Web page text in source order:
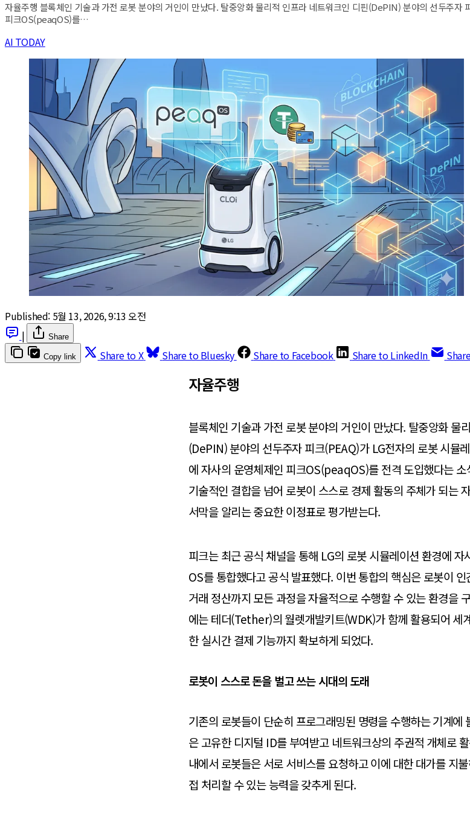
자율주행 블록체인 기술과 가전 로봇 분야의 거인이 만났다. 탈중앙화 물리적 인프라 네트워크인 디핀(DePIN) 분야의 선두주
피크OS(peaqOS)를…
AI TODAY
Published: 5월 13, 2026, 9:13 오전
|
Share
Copy link Share to X Share to Bluesky Share to Facebook Share to LinkedIn
자율주행
블록체인 기술과 가전 로봇 분야의 거인이 만났다. 탈중앙화 물
(DePIN) 분야의 선두주자 피크(PEAQ)가 LG전자의 로봇 시뮬
에 자사의 운영체제인 피크OS(peaqOS)를 전격 도입했다는
기술적인 결합을 넘어 로봇이 스스로 경제 활동의 주체가 되
서막을 알리는 중요한 이정표로 평가받는다.
피크는 최근 공식 채널을 통해 LG의 로봇 시뮬레이션 환경에
OS를 통합했다고 공식 발표했다. 이번 통합의 핵심은 로봇이
거래 정산까지 모든 과정을 자율적으로 수행할 수 있는 환경을
에는 테더(Tether)의 월렛개발키트(WDK)가 함께 활용되어 세
한 실시간 결제 기능까지 확보하게 되었다.
로봇이 스스로 돈을 벌고 쓰는 시대의 도래
기존의 로봇들이 단순히 프로그래밍된 명령을 수행하는 기계에
은 고유한 디지털 ID를 부여받고 네트워크상의 주권적 개체로
내에서 로봇들은 서로 서비스를 요청하고 이에 대한 대가를 지
접 처리할 수 있는 능력을 갖추게 된다.